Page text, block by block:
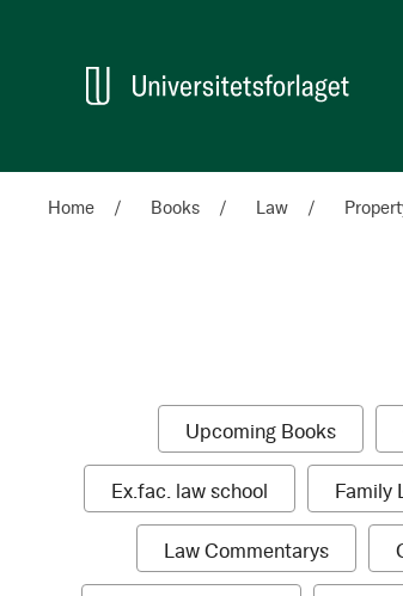
Home Books Law
CategoriesUpcoming Books
item
Ex.fac. law school
item
Family
Law Commentarys
item